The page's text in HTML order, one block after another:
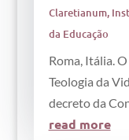
Claretianum,
da Educação
Roma, Itália.
Teologia da
decreto da
read more